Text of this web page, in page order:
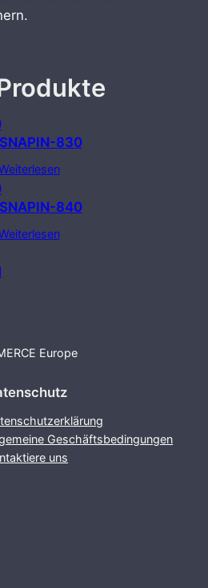
830
840
Europe
Geschäftsbedingungen
uns